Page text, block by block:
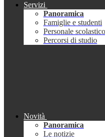
Servizi
Panoramica
Famiglie e studenti
Personale scolastico
Percorsi di studio
Novità
Panoramica
Le notizie